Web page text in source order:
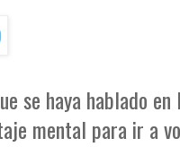
se haya hablado
mental para ir a